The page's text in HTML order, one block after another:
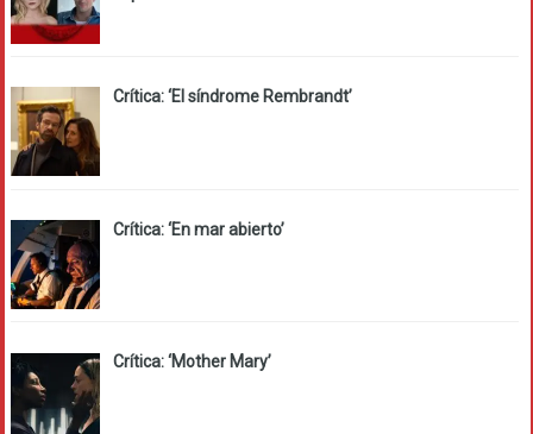
Crítica: ‘El síndrome Rembrandt’
Crítica: ‘En mar abierto’
Crítica: ‘Mother Mary’